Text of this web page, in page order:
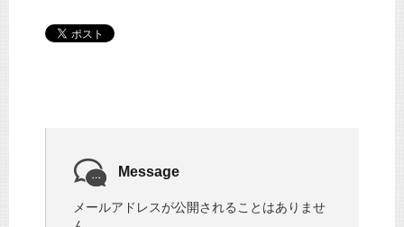
Message
メールアドレスが公開されることはありませ